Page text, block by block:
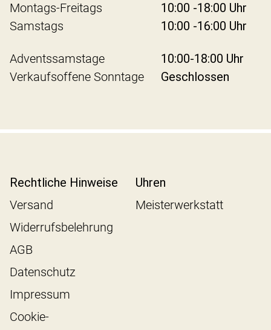
Montags-Freitags
10:00 -18:00 Uhr
Samstags
10:00 -16:00 Uhr
Adventssamstage
10:00-18:00 Uhr
Verkaufsoffene Sonntage
Geschlossen
Rechtliche Hinweise
Versand
Widerrufsbelehrung
AGB
Datenschutz
Impressum
Cookie-
Uhren
Meisterwerkstatt